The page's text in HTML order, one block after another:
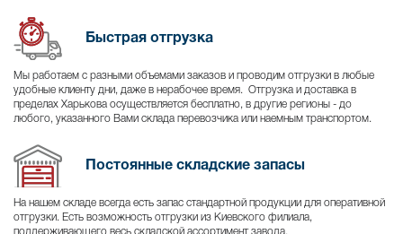
Быстрая отгрузка
Мы работаем с разными объемами заказов и проводим отгрузки в любые
удобные клиенту дни, даже в нерабочее время. Отгрузка и доставка в
пределах Харькова осуществляется бесплатно, в другие регионы - до
любого, указанного Вами склада перевозчика или наемным транспортом.
Постоянные складские запасы
На нашем складе всегда есть запас стандартной продукции для оперативной
отгрузки. Есть возможность отгрузки из Киевского филиала,
поддерживающего весь складской ассортимент завода.